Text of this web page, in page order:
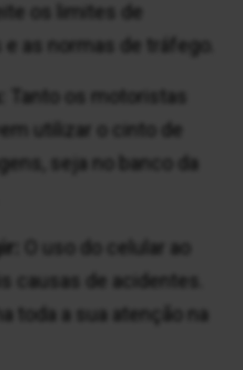
os limites de
as normas de tráfego.
Tanto os motoristas
utilizar o cinto de
seja no banco da
O uso do celular ao
causas de acidentes.
toda a sua atenção na